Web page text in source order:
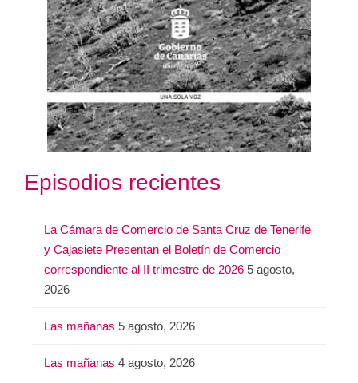
Episodios recientes
La Cámara de Comercio de Santa Cruz de Tenerife
y Cajasiete Presentan el Boletín de Comercio
correspondiente al II trimestre de 2026 5 agosto,
2026
Las mañanas 5 agosto, 2026
Las mañanas 4 agosto, 2026